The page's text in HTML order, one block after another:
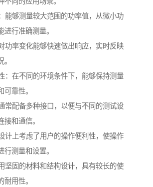
能够测量较大范围的功率值，从微小功
进行准确测量。
功率变化能够快速做出响应，实时反映
：在不同的环境条件下，能够保持测量
可靠性。
常配备多种接口，以便与不同的测试设
接和通信。
计上考虑了用户的操作便利性，使操作
行测量和设置。
坚固的材料和结构设计，具有较长的使
耐用性。